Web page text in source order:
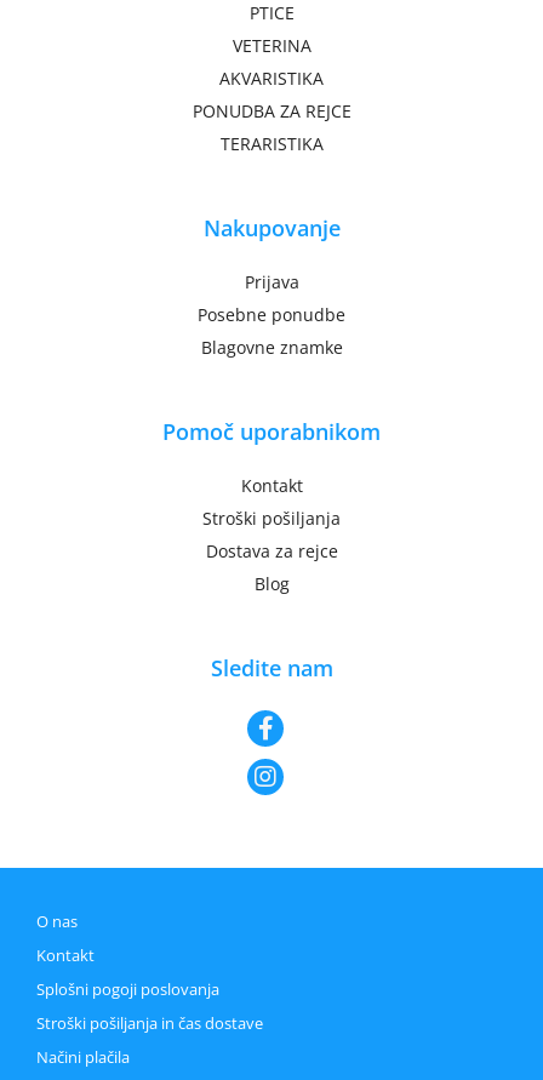
PTICE
VETERINA
AKVARISTIKA
PONUDBA ZA REJCE
TERARISTIKA
Nakupovanje
Prijava
Posebne ponudbe
Blagovne znamke
Pomoč uporabnikom
Kontakt
Stroški pošiljanja
Dostava za rejce
Blog
Sledite nam
O nas
Kontakt
Splošni pogoji poslovanja
Stroški pošiljanja in čas dostave
Načini plačila